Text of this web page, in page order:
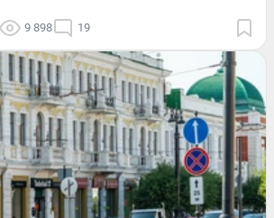
9 898 19